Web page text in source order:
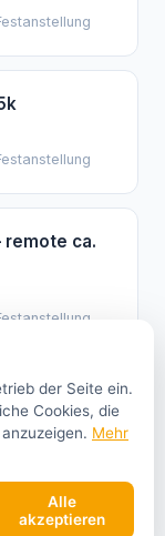
remote ca.
der Seite ein.
Cookies, die
Mehr
Alle
akzeptieren